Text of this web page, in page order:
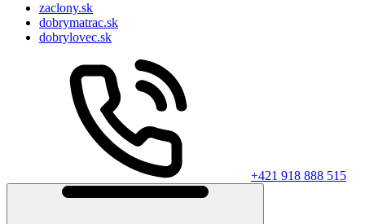
zaclony.sk
dobrymatrac.sk
dobrylovec.sk
+421 918 888 515